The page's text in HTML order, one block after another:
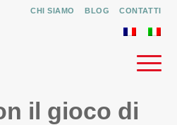
CHI SIAMO BLOG CONTATTI
il gioco di